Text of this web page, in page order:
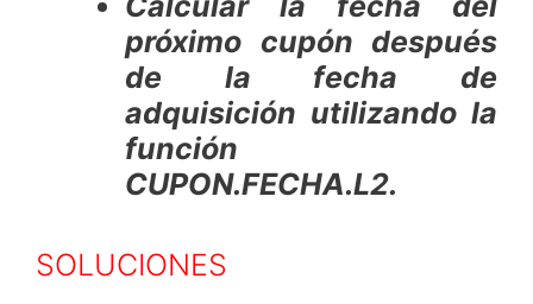
próximo cupón después
de la fecha de
adquisición utilizando la
función
CUPON.FECHA.L2.
SOLUCIONES